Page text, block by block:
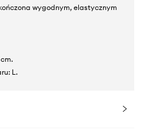
wygodnym, elastycznym
L.